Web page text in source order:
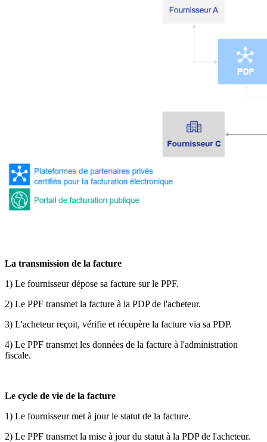
La transmission de la facture
1) Le fournisseur dépose sa facture sur le PPF.
2) Le PPF transmet la facture à la PDP de l'acheteur.
3) L'acheteur reçoit, vérifie et récupère la facture via sa PDP.
4) Le PPF transmet les données de la facture à l'administration
fiscale.
Le cycle de vie de la facture
1) Le fournisseur met à jour le statut de la facture.
2) Le PPF transmet la mise à jour du statut à la PDP de l'acheteur.